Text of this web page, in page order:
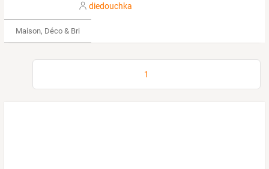
diedouchka
Maison, Déco & Bricolage
1